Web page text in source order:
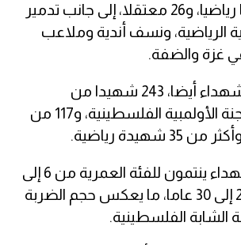
يقل عن 30 جريحا رياضيا، و26 معتقلا، إلى جانب تدمير
الرياضية، ونسف أندية وملاعب
غزة والضفة.
وتشمل قائمة الشهداء أيضا، 243 شهيدا من
المنتسبين إلى اللجنة الأولمبية الفلسطينية، و117 من
رياضية.
والغالبية من الشهداء ينتمون للفئة العمرية من 6 إلى
20 عاما، ثم من 20 إلى 30 عاما، ما يعكس حجم الضربة
الشابة الفلسطينية.